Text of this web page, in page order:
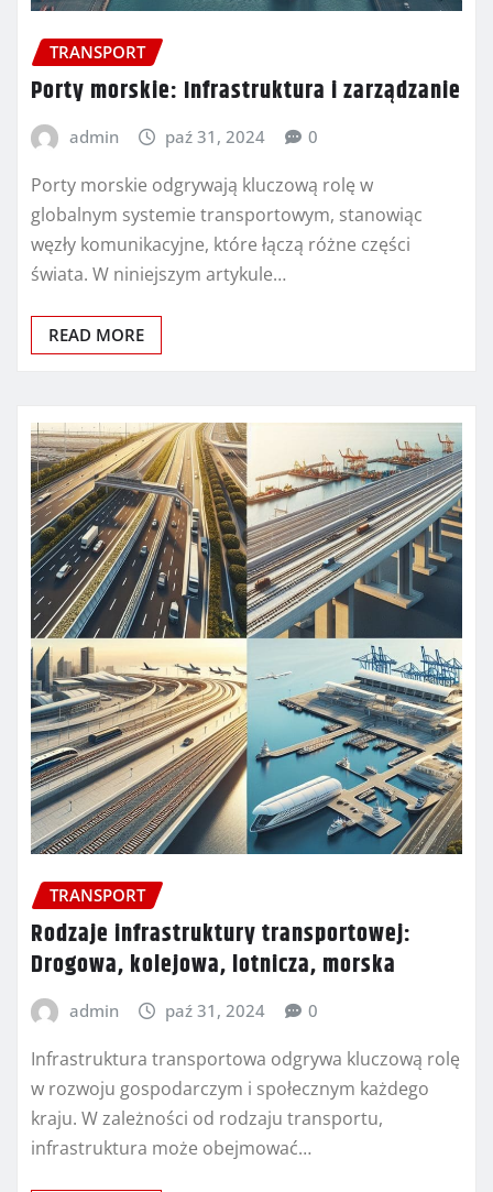
TRANSPORT
Porty morskie: Infrastruktura i zarządzanie
admin paź 31, 2024 0
Porty morskie odgrywają kluczową rolę w
globalnym systemie transportowym, stanowiąc
węzły komunikacyjne, które łączą różne części
świata. W niniejszym artykule…
READ MORE
TRANSPORT
Rodzaje infrastruktury transportowej:
Drogowa, kolejowa, lotnicza, morska
admin paź 31, 2024 0
Infrastruktura transportowa odgrywa kluczową rolę
w rozwoju gospodarczym i społecznym każdego
kraju. W zależności od rodzaju transportu,
infrastruktura może obejmować…